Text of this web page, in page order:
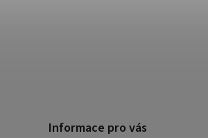
Informace pro vás